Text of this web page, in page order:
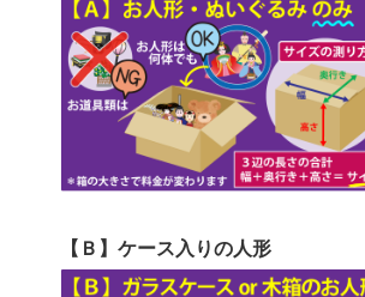
お...
2026/06/28きちんと供養して
いただけると思ったので、お
ぐるみを供養いただいたこと
が...
令和6年9月9日(月)
第71回人形供養祭
令和6年8月1日(木)
第70回人形供養祭
第69回人形供養祭
【Ｂ】ケース入りの人形